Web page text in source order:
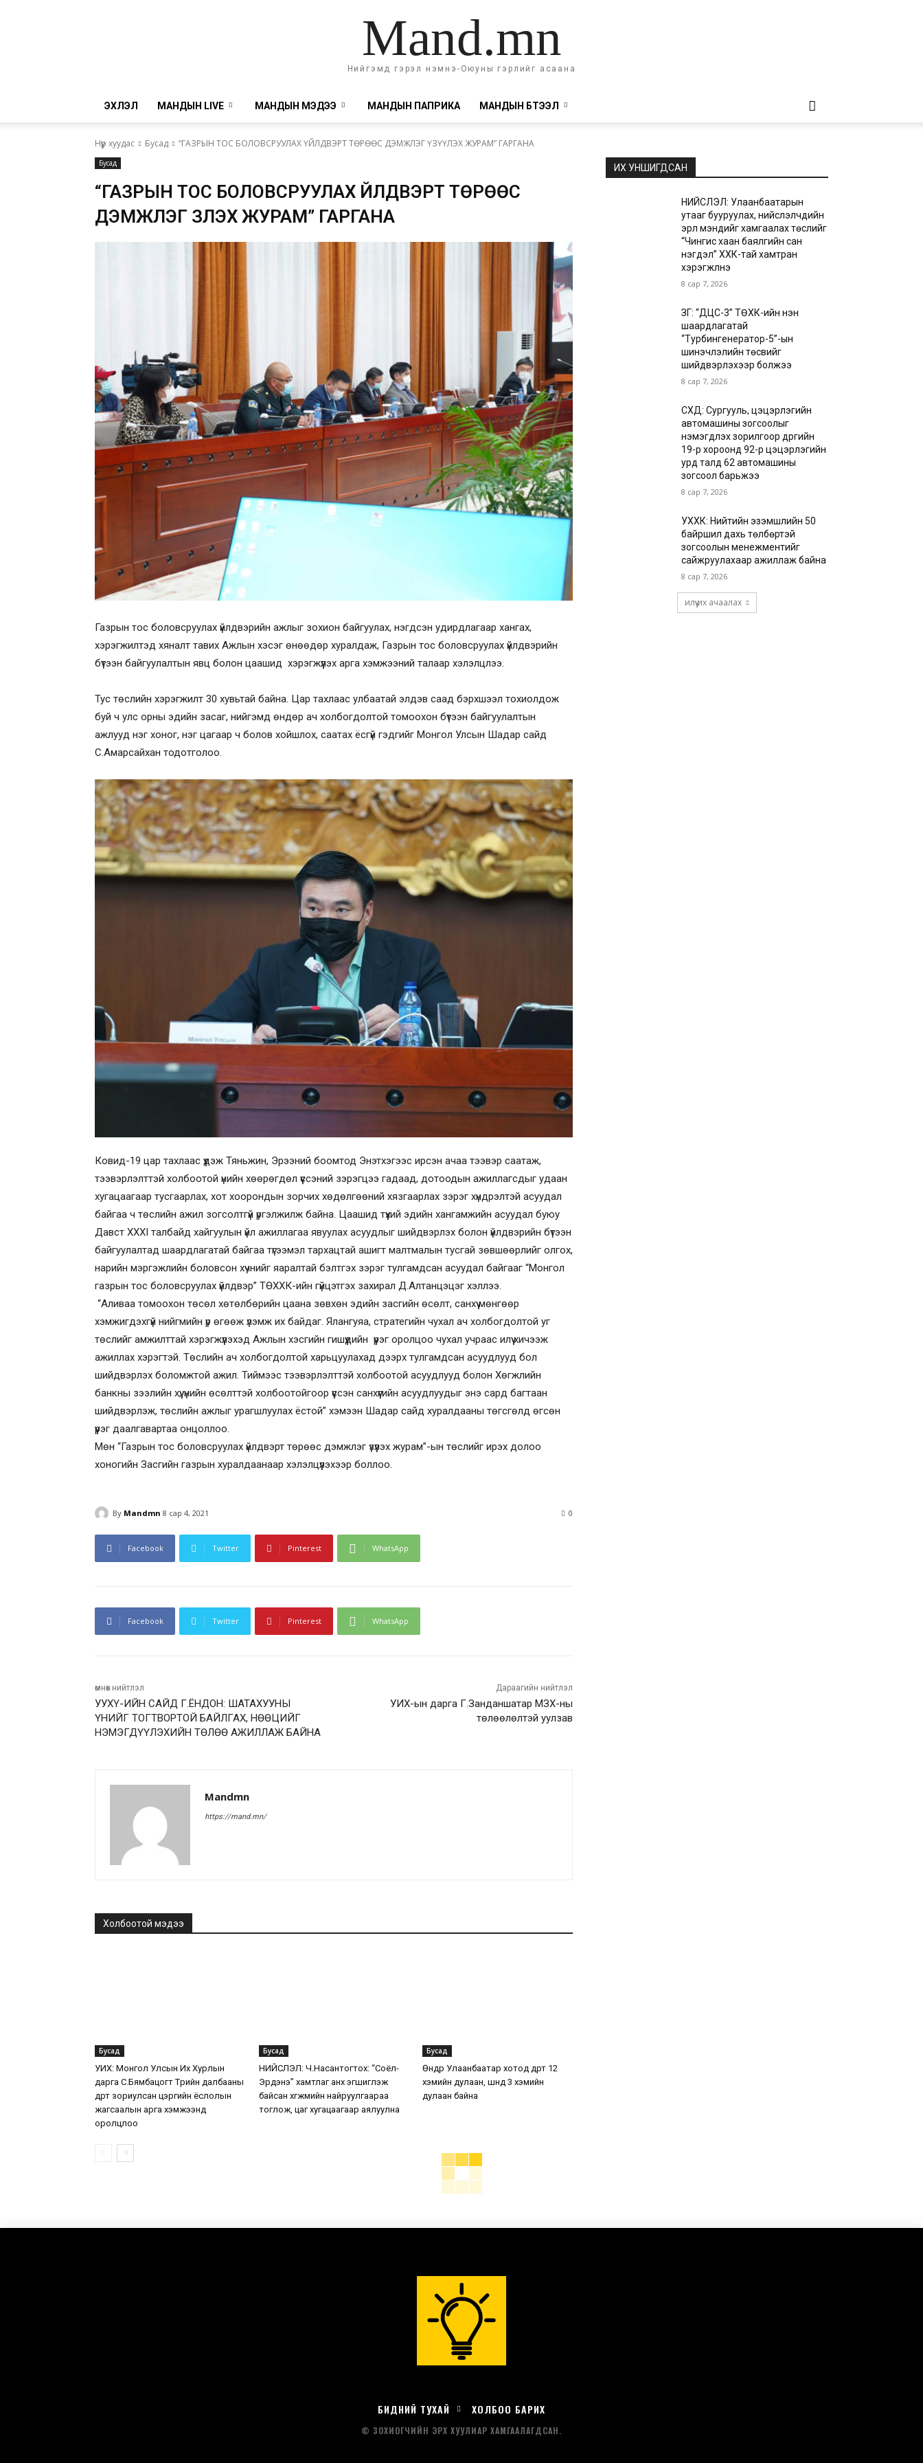
Mand.mn
Нийгэмд гэрэл нэмнэ-Оюуны гэрлийг асаана
ЭХЛЭЛ МАНДЫН LIVE МАНДЫН МЭДЭЭ МАНДЫН ПАПРИКА МАНДЫН БҮТЭЭЛ
Нүүр хуудас Бусад “ГАЗРЫН ТОС БОЛОВСРУУЛАХ ҮЙЛДВЭРТ ТӨРӨӨС ДЭМЖЛЭГ ҮЗҮҮЛЭХ ЖУРАМ” ГАРГАНА
Бусад
“ГАЗРЫН ТОС БОЛОВСРУУЛАХ ҮЙЛДВЭРТ ТӨРӨӨС
ДЭМЖЛЭГ ҮЗҮҮЛЭХ ЖУРАМ” ГАРГАНА
Газрын тос боловсруулах үйлдвэрийн ажлыг зохион байгуулах, нэгдсэн удирдлагаар хангах,
хэрэгжилтэд хяналт тавих Ажлын хэсэг өнөөдөр хуралдаж, Газрын тос боловсруулах үйлдвэрийн
бүтээн байгуулалтын явц болон цаашид хэрэгжүүлэх арга хэмжээний талаар хэлэлцлээ.
Тус төслийн хэрэгжилт 30 хувьтай байна. Цар тахлаас улбаатай элдэв саад бэрхшээл тохиолдож
буй ч улс орны эдийн засаг, нийгэмд өндөр ач холбогдолтой томоохон бүтээн байгуулалтын
ажлууд нэг хоног, нэг цагаар ч болов хойшлох, саатах ёсгүй гэдгийг Монгол Улсын Шадар сайд
С.Амарсайхан тодотголоо.
Ковид-19 цар тахлаас үүдэж Тяньжин, Эрээний боомтод Энэтхэгээс ирсэн ачаа тээвэр саатаж,
тээвэрлэлттэй холбоотой үнийн хөөрөгдөл үүссэний зэрэгцээ гадаад, дотоодын ажиллагсдыг удаан
хугацаагаар тусгаарлах, хот хоорондын зорчих хөдөлгөөний хязгаарлах зэрэг хүндрэлтэй асуудал
байгаа ч төслийн ажил зогсолтгүй үргэлжилж байна. Цаашид түүхий эдийн хангамжийн асуудал буюу
Давст XXXI талбайд хайгуулын үйл ажиллагаа явуулах асуудлыг шийдвэрлэх болон үйлдвэрийн бүтээн
байгуулалтад шаардлагатай байгаа түгээмэл тархацтай ашигт малтмалын тусгай зөвшөөрлийг олгох,
нарийн мэргэжлийн боловсон хүчнийг яаралтай бэлтгэх зэрэг тулгамдсан асуудал байгааг “Монгол
газрын тос боловсруулах үйлдвэр” ТӨХХК-ийн гүйцэтгэх захирал Д.Алтанцэцэг хэллээ.
“Аливаа томоохон төсөл хөтөлбөрийн цаана зөвхөн эдийн засгийн өсөлт, санхүү мөнгөөр
хэмжигдэхгүй нийгмийн үр өгөөж үлэмж их байдаг. Ялангуяа, стратегийн чухал ач холбогдолтой уг
төслийг амжилттай хэрэгжүүлэхэд Ажлын хэсгийн гишүүдийн үүрэг оролцоо чухал учраас илүү хичээж
ажиллах хэрэгтэй. Төслийн ач холбогдолтой харьцуулахад дээрх тулгамдсан асуудлууд бол
шийдвэрлэх боломжтой ажил. Тиймээс тээвэрлэлттэй холбоотой асуудлууд болон Хөгжлийн
банкны зээлийн хүү, үнийн өсөлттэй холбоотойгоор үүссэн санхүүгийн асуудлуудыг энэ сард багтаан
шийдвэрлэж, төслийн ажлыг урагшлуулах ёстой” хэмээн Шадар сайд хуралдааны төгсгөлд өгсөн
үүрэг даалгавартаа онцоллоо.
Мөн “Газрын тос боловсруулах үйлдвэрт төрөөс дэмжлэг үзүүлэх журам”-ын төслийг ирэх долоо
хоногийн Засгийн газрын хуралдаанаар хэлэлцүүлэхээр боллоо.
By Mandmn 8 сар 4, 2021 0
Facebook Twitter Pinterest WhatsApp
Facebook Twitter Pinterest WhatsApp
өмнөх нийтлэл
УУХҮ-ИЙН САЙД Г.ЁНДОН: ШАТАХУУНЫ
ҮНИЙГ ТОГТВОРТОЙ БАЙЛГАХ, НӨӨЦИЙГ
НЭМЭГДҮҮЛЭХИЙН ТӨЛӨӨ АЖИЛЛАЖ БАЙНА
Дараагийн нийтлэл
УИХ-ын дарга Г.Занданшатар МЗХ-ны
төлөөлөлтэй уулзав
Mandmn
https://mand.mn/
Холбоотой мэдээ
Бусад
УИХ: Монгол Улсын Их Хурлын
дарга С.Бямбацогт Төрийн далбааны
өдөрт зориулсан цэргийн ёслолын
жагсаалын арга хэмжээнд
оролцлоо
Бусад
НИЙСЛЭЛ: Ч.Насантогтох: “Соёл-
Эрдэнэ” хамтлаг анх эгшиглэж
байсан хөгжмийн найруулгаараа
тоглож, цаг хугацаагаар аялуулна
Бусад
Өнөөдөр Улаанбаатар хотод өдөртөө 12
хэмийн дулаан, шөнөдөө 3 хэмийн
дулаан байна
ИХ УНШИГДСАН
НИЙСЛЭЛ: Улаанбаатарын
утааг бууруулах, нийслэлчүүдийн
эрүүл мэндийг хамгаалах төслийг
“Чингис хаан баялгийн сан
нэгдэл” ХХК-тай хамтран
хэрэгжүүлнэ
8 сар 7, 2026
ЗГ: “ДЦС-3” ТӨХК-ийн нэн
шаардлагатай
“Турбингенератор-5”-ын
шинэчлэлийн төсвийг
шийдвэрлэхээр болжээ
8 сар 7, 2026
СХД: Сургууль, цэцэрлэгийн
автомашины зогсоолыг
нэмэгдүүлэх зорилгоор дүүргийн
19-р хороонд 92-р цэцэрлэгийн
урд талд 62 автомашины
зогсоол барьжээ
8 сар 7, 2026
УХХК: Нийтийн эзэмшлийн 50
байршил дахь төлбөртэй
зогсоолын менежментийг
сайжруулахаар ажиллаж байна
8 сар 7, 2026
илүү их ачаалах
БИДНИЙ ТУХАЙ ХОЛБОО БАРИХ
© ЗОХИОГЧИЙН ЭРХ ХУУЛИАР ХАМГААЛАГДСАН.